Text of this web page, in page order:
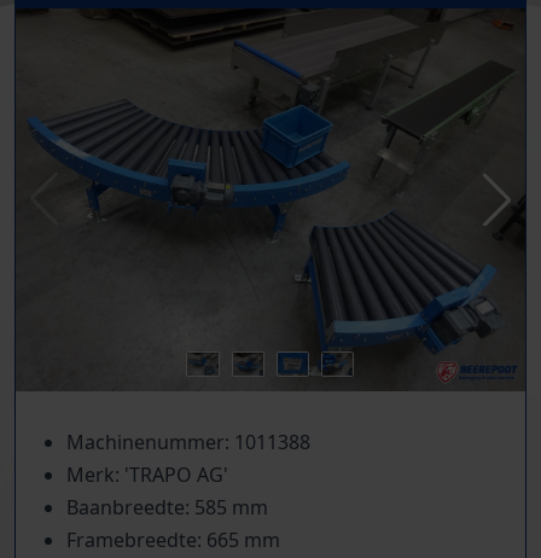
Machinenummer: 1011388
Merk: 'TRAPO AG'
Baanbreedte: 585 mm
Framebreedte: 665 mm